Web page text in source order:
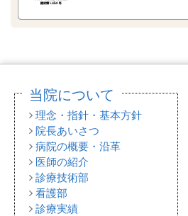
当院について
理念・指針・基本方針
院長あいさつ
病院の概要・沿革
医師の紹介
診療技術部
看護部
診療実績